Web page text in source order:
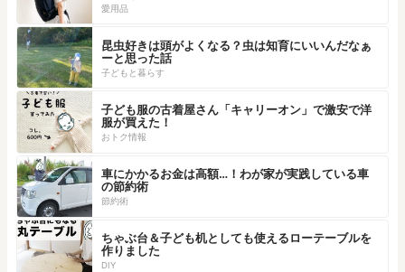
愛用品
昆虫好きは頭がよくなる？虫は知育にいいんだなぁ
ーと思った話
子どもと暮らす
子ども服の古着屋さん「キャリーオン」で激安で洋
服が買えた！
おトク情報
車にかかるお金は高額…！わが家が実践している車
の節約術
節約術
ちゃぶ台＆子ども机としても使えるローテーブルを
作りました
DIY